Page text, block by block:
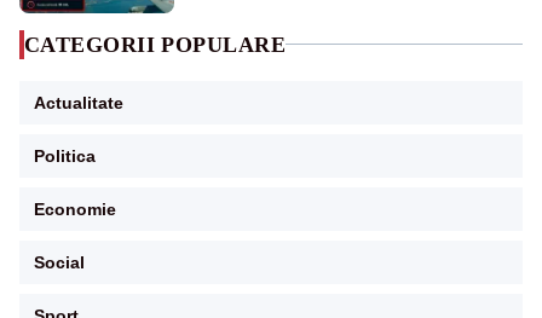
CATEGORII POPULARE
Actualitate
Politica
Economie
Social